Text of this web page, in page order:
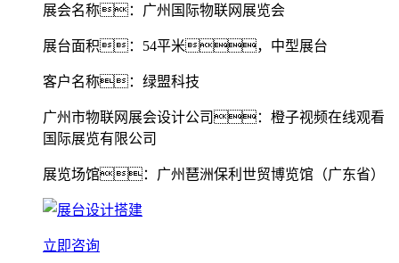
展会名称：广州国际物联网展览会
展台面积：54平米，中型展台
客户名称：绿盟科技
广州市物联网展会设计公司：橙子视频在线观看
国际展览有限公司
展览场馆：广州琶洲保利世贸博览馆（广东省）
立即咨询